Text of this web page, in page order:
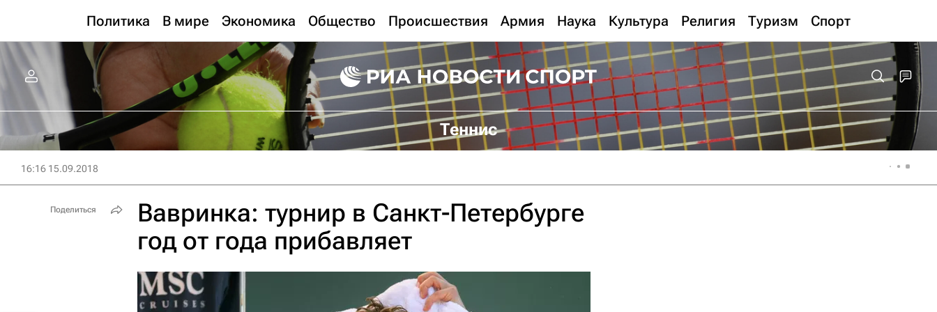
Политика В мире Экономика Общество Происшествия Армия Наука Культура Религия Туризм Спорт
Теннис
16:16 15.09.2018
Вавринка: турнир в Санкт-Петербурге
год от года прибавляет
Поделиться